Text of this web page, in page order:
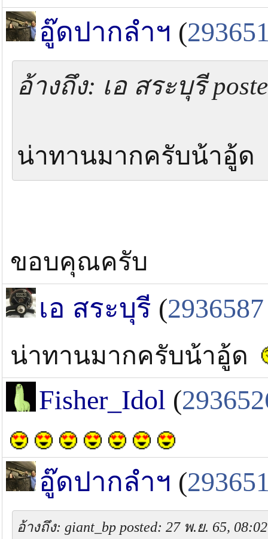
อู๊ดปากลำฯ (
อ้างถึง: เอ สระบุรี
น่าทานมากครับน้าอู้ด
ขอบคุณครับ
เอ สระบุรี (2936587
น่าทานมากครับน้าอู้ด
Fisher_Idol (
อู๊ดปากลำฯ (
อ้างถึง: giant_bp posted: 27 พ.ย. 65, 08:02